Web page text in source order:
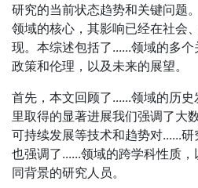
研究的当前状态趋势和关键问题
领域的核心，其影响已经在社会
现。本综述包括了......领域的多个
政策和伦理，以及未来的展望。
首先，本文回顾了......领域的历
里取得的显著进展我们强调了大
可持续发展等技术和趋势对......
也强调了......领域的跨学科性质
同背景的研究人员。